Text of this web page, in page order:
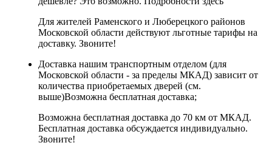
Для жителей Раменского и Люберецкого районов
Московской области действуют льготные тарифы на
доставку. Звоните!
Доставка нашим транспортным отделом (для
Московской области - за пределы МКАД) зависит от
количества приобретаемых дверей (см.
выше)Возможна бесплатная доставка;
Возможна бесплатная доставка до 70 км от МКАД.
Бесплатная доставка обсуждается индивидуально.
Звоните!